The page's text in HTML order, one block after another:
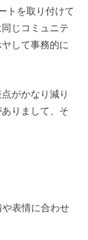
トを取り付けて
じコミュニテ
して事務的に
がかなり減り
りまして、そ
表情に合わせ